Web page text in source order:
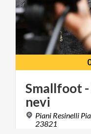
Smallfoot-
nevi
Piani Resinelli
23821